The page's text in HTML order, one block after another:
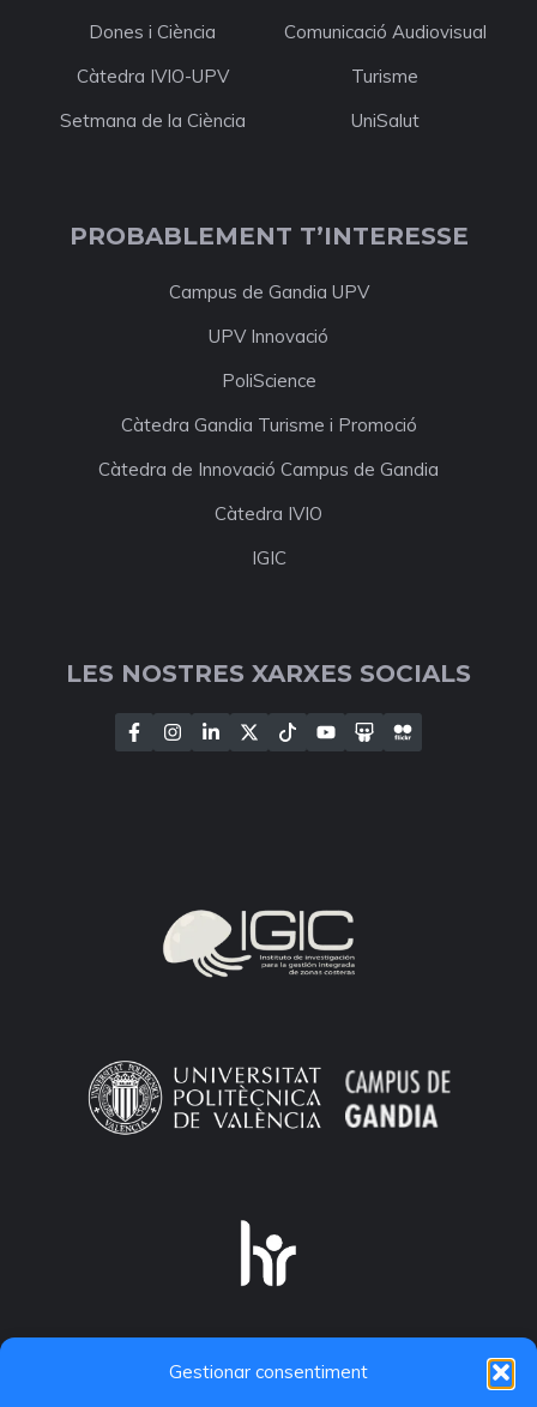
Gestionar consentiment
Dones i Ciència
Comunicació Audiovisual
Càtedra IVIO-UPV
Turisme
Setmana de la Ciència
UniSalut
PROBABLEMENT T’INTERESSE
Campus de Gandia UPV
UPV Innovació
PoliScience
Càtedra Gandia Turisme i Promoció
Càtedra de Innovació Campus de Gandia
Càtedra IVIO
IGIC
LES NOSTRES XARXES SOCIALS